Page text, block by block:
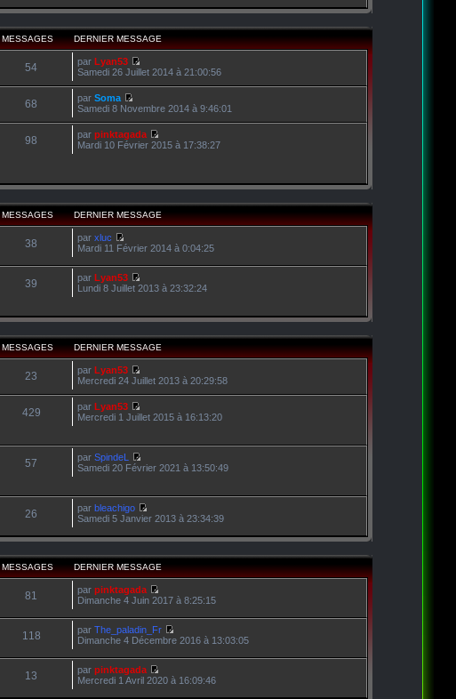
MESSAGES DERNIER MESSAGE
54 par Lyan53
Samedi 26 Juillet 2014 à 21:00:56
68 par Soma
Samedi 8 Novembre 2014 à 9:46:01
98 par pinktagada
Mardi 10 Février 2015 à 17:38:27
MESSAGES DERNIER MESSAGE
38 par xluc
Mardi 11 Février 2014 à 0:04:25
39 par Lyan53
Lundi 8 Juillet 2013 à 23:32:24
MESSAGES DERNIER MESSAGE
23 par Lyan53
Mercredi 24 Juillet 2013 à 20:29:58
429 par Lyan53
Mercredi 1 Juillet 2015 à 16:13:20
57 par SpindeL
Samedi 20 Février 2021 à 13:50:49
26 par bleachigo
Samedi 5 Janvier 2013 à 23:34:39
MESSAGES DERNIER MESSAGE
81 par pinktagada
Dimanche 4 Juin 2017 à 8:25:15
118 par The_paladin_Fr
Dimanche 4 Décembre 2016 à 13:03:05
13 par pinktagada
Mercredi 1 Avril 2020 à 16:09:46